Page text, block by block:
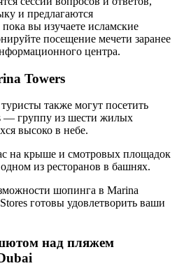
и предлагаются
вы изучаете исламские
посещение мечети заранее
центра.
Towers
также могут посетить
— группу из шести жилых
высоко в небе.
на крыше и смотровых площадок
из ресторанов в башнях.
шопинга в Marina
готовы удовлетворить ваши
над пляжем